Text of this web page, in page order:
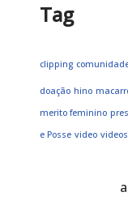
Tag
clipping
doação hino
merito feminino
e Posse video videos